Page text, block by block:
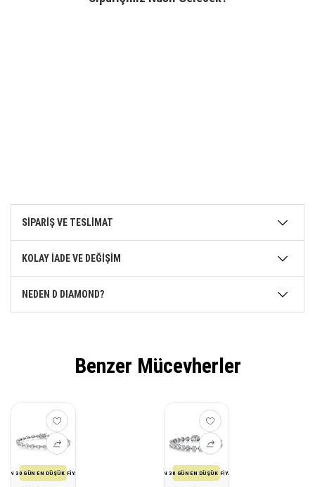
SİPARİŞ VE TESLİMAT
KOLAY İADE VE DEĞİŞİM
NEDEN D DIAMOND?
Benzer Mücevherler
SON 30 GÜN EN DÜŞÜK FİYATI SON 30 GÜN EN DÜŞÜK FİYATI